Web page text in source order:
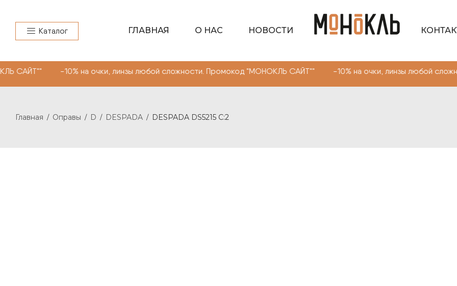
Каталог ГЛАВНАЯ О НАС НОВОСТИ
на очки, линзы любой сложности. Промокод "МОНОКЛЬ САЙТ"" -10% на очки, линзы любой
Главная / Оправы / D / DESPADA / DESPADA DS5215 С:2